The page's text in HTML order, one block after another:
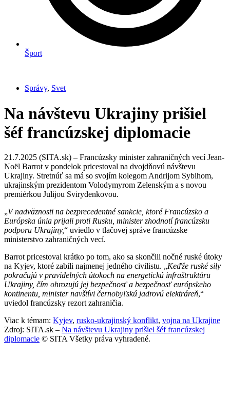
Šport
Správy, Svet
Na návštevu Ukrajiny prišiel
šéf francúzskej diplomacie
21.7.2025 (SITA.sk) – Francúzsky minister zahraničných vecí Jean-
Noël Barrot v pondelok pricestoval na dvojdňovú návštevu
Ukrajiny. Stretnúť sa má so svojím kolegom Andrijom Sybihom,
ukrajinským prezidentom Volodymyrom Zelenským a s novou
premiérkou Julijou Svirydenkovou.
„V nadväznosti na bezprecedentné sankcie, ktoré Francúzsko a
Európska únia prijali proti Rusku, minister zhodnotí francúzsku
podporu Ukrajiny,“ uviedlo v tlačovej správe francúzske
ministerstvo zahraničných vecí.
Barrot pricestoval krátko po tom, ako sa skončili nočné ruské útoky
na Kyjev, ktoré zabili najmenej jedného civilistu. „Keďže ruské sily
pokračujú v pravidelných útokoch na energetickú infraštruktúru
Ukrajiny, čím ohrozujú jej bezpečnosť a bezpečnosť európskeho
kontinentu, minister navštívi černobyľskú jadrovú elektráreň,“
uviedol francúzsky rezort zahraničia.
Viac k témam: Kyjev, rusko-ukrajinský konflikt, vojna na Ukrajine
Zdroj: SITA.sk – Na návštevu Ukrajiny prišiel šéf francúzskej
diplomacie © SITA Všetky práva vyhradené.